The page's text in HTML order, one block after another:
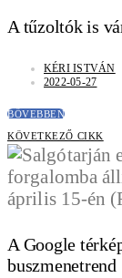
A tűzoltók is
KÉRI ISTVÁN
2022-05-27
BŐVEBBEN
KÖVETKEZŐ CIKK
A Google
buszmenetrend